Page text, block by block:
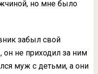
но мне было
забыл свой
не приходил за ним
муж с детьми, а они